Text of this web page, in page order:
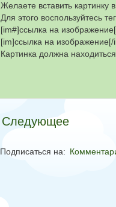
Желаете вставить картинку
Для этого воспользуйтесь
[im#]ссылка на
[im]ссылка на изображение[/
Картинка должна
Следующее
Подписаться на: